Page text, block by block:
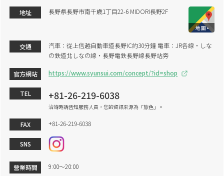
地址 長野県長野市南千歳1丁目22-6 MIDORI長野2F
交通
汽車：從上信越自動車道長野IC約30分鐘 電車：JR各線・しな
の鉄道北しなの線・長野電鉄長野線長野站旁
官方網站 https://www.syunsui.com/concept/?id=shop
TEL +81-26-219-6038
洽詢時請告知服務人員，您的資訊來源為「旅色」。
FAX +81-26-219-6038
SNS
營業時間 9:00～20:00